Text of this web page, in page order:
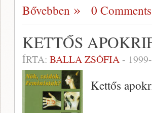
Bővebben 0 Comments
KETTŐS
ÍRTA: BALLA ZSÓFIA-
Kettős